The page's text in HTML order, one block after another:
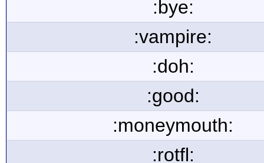
:bye:
:vampire:
:doh:
:good:
:moneymouth:
:rotfl: